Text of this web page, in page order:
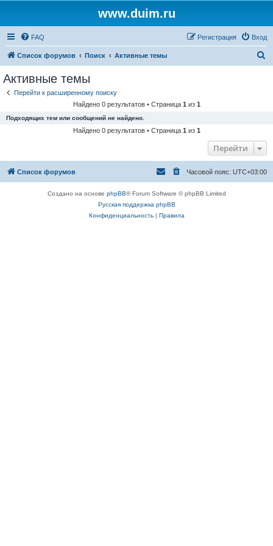
www.duim.ru
FAQ Вход
Регистрация
Список форумов Поиск Активные темы
Активные темы
Перейти к расширенному поиску
Найдено 0 результатов • Страница 1 из 1
Подходящих тем или сообщений не найдено.
Найдено 0 результатов • Страница 1 из 1
Перейти
Список форумов Часовой пояс: UTC+03:00
Создано на основе phpBB® Forum Software © phpBB Limited
Русская поддержка phpBB
Конфиденциальность| Правила